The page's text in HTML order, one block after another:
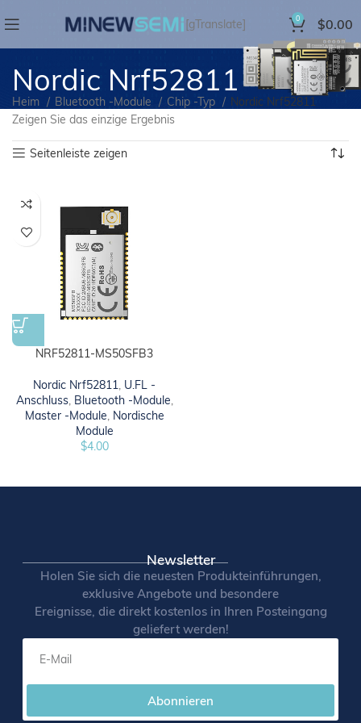
[gTranslate] 0 $0.00
Nordic Nrf52811
Heim Bluetooth -Module Chip -Typ
Nordic Nrf52811
Zeigen Sie das einzige Ergebnis
Seitenleiste zeigen
NRF52811-MS50SFB3
Nordic Nrf52811, U.FL -
Anschluss, Bluetooth -Module,
Master -Module, Nordische
Module
$4.00
Newsletter
Holen Sie sich die neuesten Produkteinführungen,
exklusive Angebote und besondere
Ereignisse, die direkt kostenlos in Ihren Posteingang
geliefert werden!
Abonnieren